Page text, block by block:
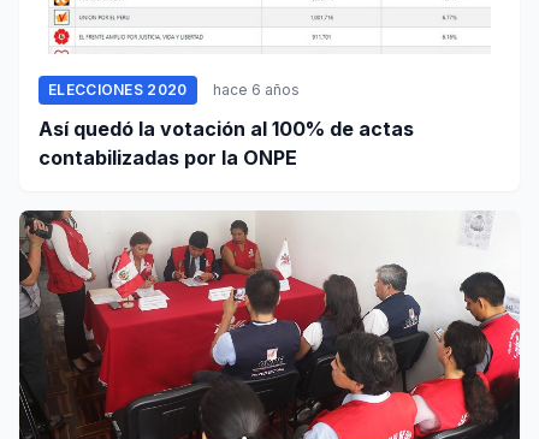
ELECCIONES 2020 hace 6 años
Así quedó la votación al 100% de actas
contabilizadas por la ONPE